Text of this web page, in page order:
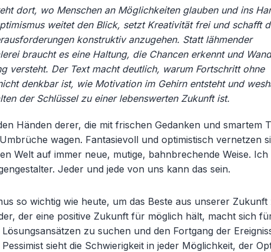
dort, wo Menschen an Möglichkeiten glauben und ins
weitet den Blick, setzt Kreativität frei und schafft
konstruktiv anzugehen. Statt lähmender
braucht es eine Haltung, die Chancen erkennt und
versteht. Der Text macht deutlich, warum Fortschritt ohne
denkbar ist, wie Motivation im Gehirn entsteht und
der Schlüssel zu einer lebenswerten Zukunft ist.
Händen derer, die mit frischen Gedanken und smartem
wagen. Fantasievoll und optimistisch vernetzen
Welt auf immer neue, mutige, bahnbrechende Weise. Ich
Jeder und jede von uns kann das sein.
so wichtig wie heute, um das Beste aus unserer Zukunft
der eine positive Zukunft für möglich hält, macht sich
zu suchen und den Fortgang der
Pessimist sieht die Schwierigkeit in jeder Möglichkeit, der